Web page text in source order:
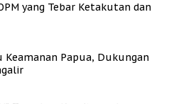
yang Tebar Ketakutan dan
Keamanan Papua, Dukungan